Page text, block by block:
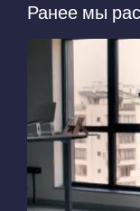
Ранее мы